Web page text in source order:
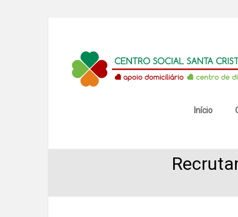
Centro
Social
Cristina
Mansores
Início